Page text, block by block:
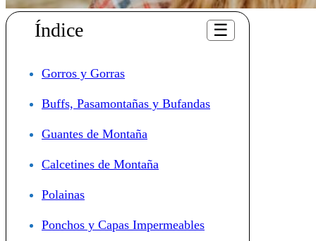
Índice ☰
Gorros y Gorras
Buffs, Pasamontañas y Bufandas
Guantes de Montaña
Calcetines de Montaña
Polainas
Ponchos y Capas Impermeables